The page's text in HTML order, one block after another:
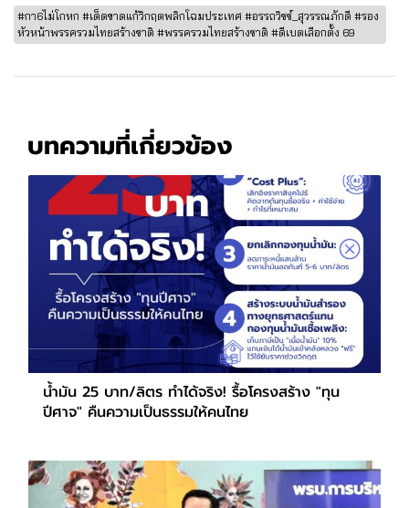
#กา6ไม่โกหก #เด็ดขาดแก้วิกฤตพลิกโฉมประเทศ #อรรถวิชช์_สุวรรณภักดี #รอง
หัวหน้าพรรครวมไทยสร้างชาติ #พรรครวมไทยสร้างชาติ #ดีเบตเลือกตั้ง 69
บทความที่เกี่ยวข้อง
น้ำมัน 25 บาท/ลิตร ทำได้จริง! รื้อโครงสร้าง "ทุน
ปีศาจ" คืนความเป็นธรรมให้คนไทย